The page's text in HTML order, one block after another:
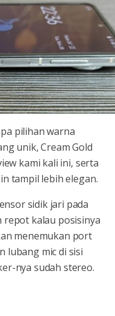
pilihan warna
unik, Cream Gold
kami kali ini, serta
tampil lebih elegan.
sidik jari pada
repot kalau posisinya
menemukan port
lubang mic di sisi
nya sudah stereo.